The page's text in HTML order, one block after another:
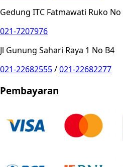
Gedung ITC Fatmawati Ruko No
021-7207976
Jl Gunung Sahari Raya 1 No B4
021-22682555/021-22682277
Pembayaran